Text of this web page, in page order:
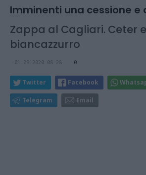
Imminenti una cessione e
Zappa al Cagliari. Ceter
biancazzurro
01.09.2020 08:28 0
Twitter Facebook
Telegram Email